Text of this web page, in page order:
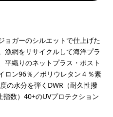
ョガーのシルエットで仕上げた
漁網をリサイクルして海洋プラ
平織りのネットプラス・ポスト
ロン96％／ポリウレタン４％素
の水分を弾くDWR（耐久性撥
数）40+のUVプロテクション